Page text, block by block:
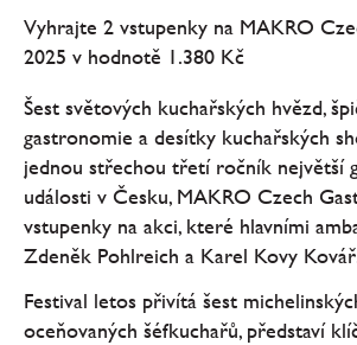
Vyhrajte 2 vstupenky na MAKRO
2025 v hodnotě 1.380 Kč
Šest světových kuchařských hvězd,
gastronomie a desítky kuchařských
jednou střechou třetí ročník největší
události v Česku, MAKRO Czech
vstupenky na akci, které hlavními
Zdeněk Pohlreich a Karel Kovy
Festival letos přivítá šest
oceňovaných šéfkuchařů, představí